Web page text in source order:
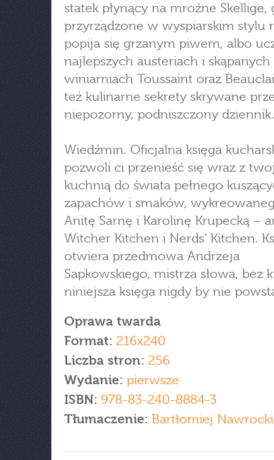
statek płynący na mroźne Skellige,
przyrządzone w wyspiarskim stylu
popija się grzanym piwem, albo
najlepszych austeriach i skąpanych
winiarniach Toussaint oraz
też kulinarne sekrety skrywane
niepozorny, podniszczony
Wiedźmin. Oficjalna księga
pozwoli ci przenieść się wraz z
kuchnią do świata pełnego
zapachów i smaków,
Anitę Sarnę i Karolinę Krupecką –
Witcher Kitchen i Nerds’ Kitchen.
otwiera przedmowa Andrzeja
Sapkowskiego, mistrza słowa, bez
niniejsza księga nigdy by nie
Oprawa twarda
Format: 216x240
Liczba stron: 256
Wydanie: pierwsze
ISBN: 978-83-240-8884-3
Tłumaczenie: Bartłomiej Nawrocki